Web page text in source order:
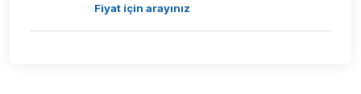
Fiyat için arayınız